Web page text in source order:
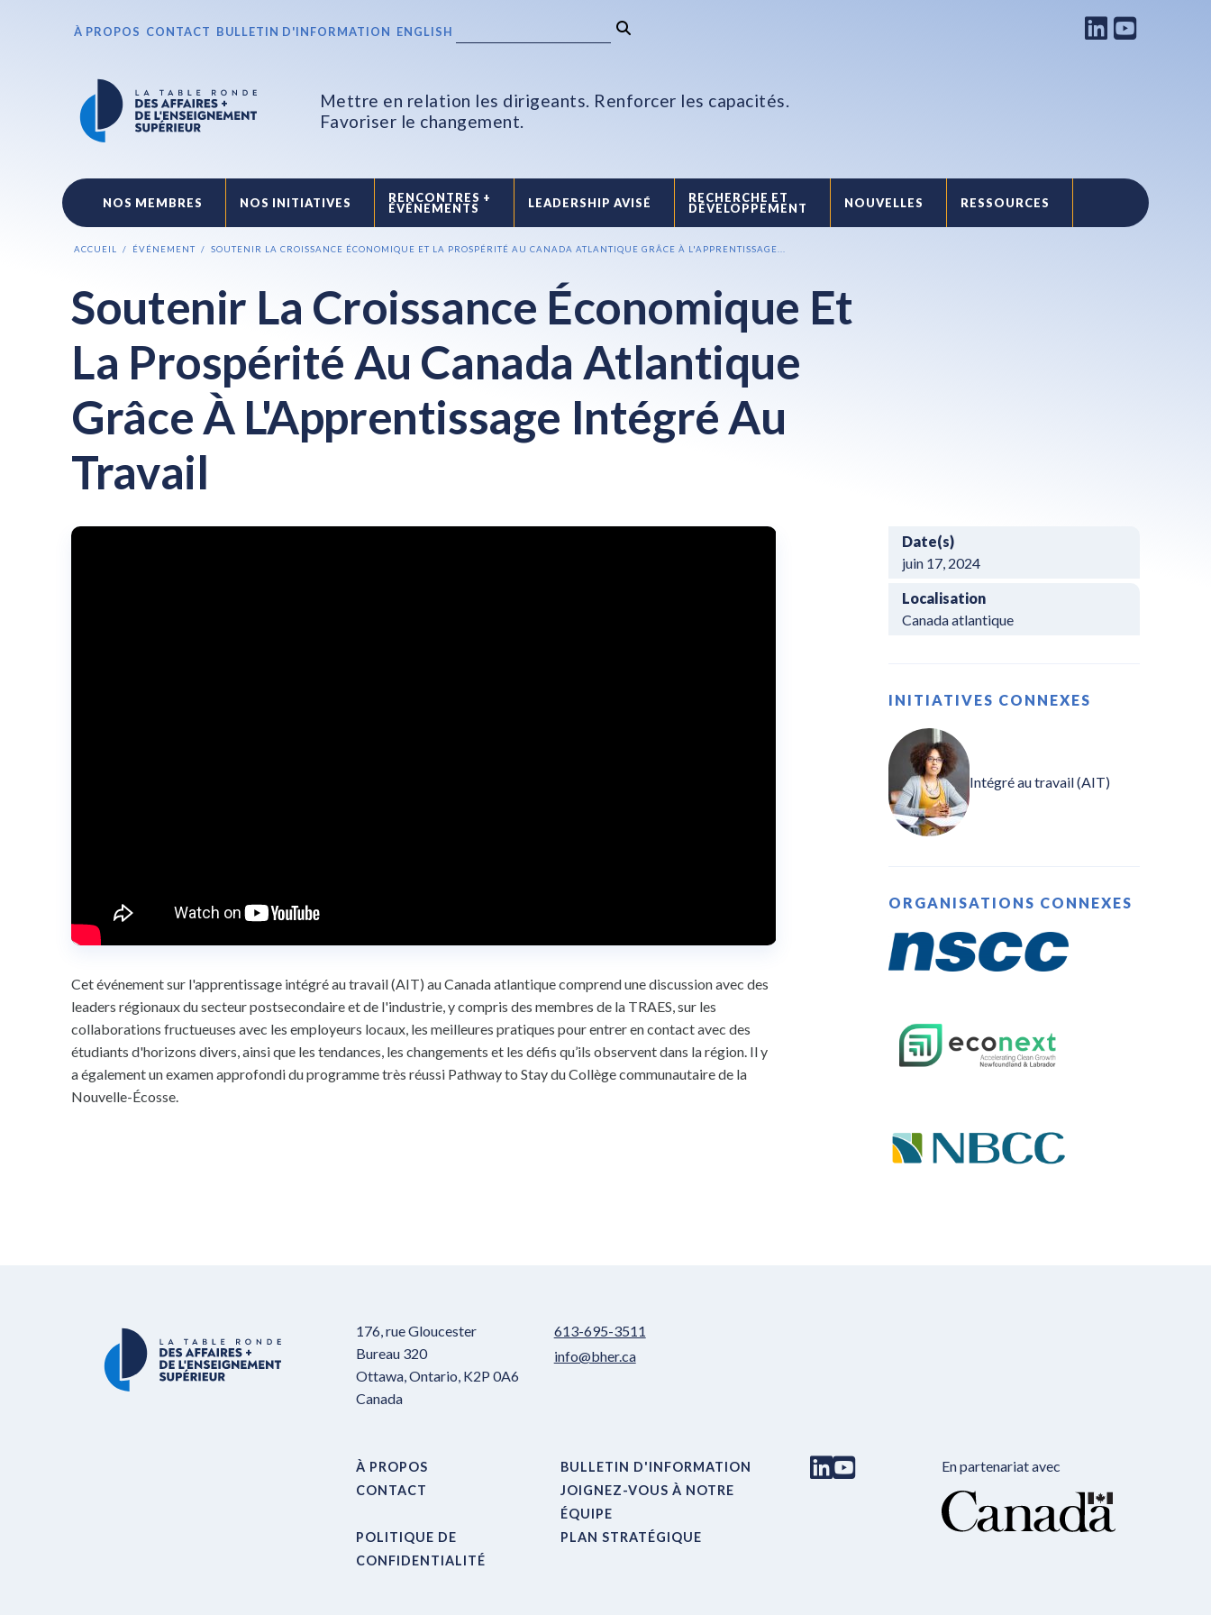
À PROPOS CONTACT BULLETIN D'INFORMATION ENGLISH
Mettre en relation les dirigeants. Renforcer les capacités.
Favoriser le changement.
NOS MEMBRES NOS INITIATIVES RENCONTRES +
ÉVÉNEMENTS LEADERSHIP AVISÉ RECHERCHE ET
DÉVELOPPEMENT NOUVELLES RESSOURCES
ACCUEIL ÉVÉNEMENT SOUTENIR LA CROISSANCE ÉCONOMIQUE ET LA PROSPÉRITÉ AU CANADA ATLANTIQUE GRÂCE À L'APPRENTISSAGE...
Soutenir La Croissance Économique Et
La Prospérité Au Canada Atlantique
Grâce À L'Apprentissage Intégré Au
Travail
Cet événement sur l'apprentissage intégré au travail (AIT) au Canada atlantique comprend une discussion avec des
leaders régionaux du secteur postsecondaire et de l'industrie, y compris des membres de la TRAES, sur les
collaborations fructueuses avec les employeurs locaux, les meilleures pratiques pour entrer en contact avec des
étudiants d'horizons divers, ainsi que les tendances, les changements et les défis qu’ils observent dans la région. Il y
a également un examen approfondi du programme très réussi Pathway to Stay du Collège communautaire de la
Nouvelle-Écosse.
Date(s)
juin 17, 2024
Localisation
Canada atlantique
INITIATIVES CONNEXES
Intégré au travail (AIT)
ORGANISATIONS CONNEXES
176, rue Gloucester
Bureau 320
Ottawa, Ontario, K2P 0A6
Canada
613-695-3511
info@bher.ca
À PROPOS
BULLETIN D'INFORMATION
CONTACT
JOIGNEZ-VOUS À NOTRE
ÉQUIPE
POLITIQUE DE
CONFIDENTIALITÉ
PLAN STRATÉGIQUE
En partenariat avec